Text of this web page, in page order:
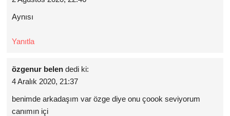
Aynısı
Yanıtla
özgenur belen dedi ki:
4 Aralık 2020, 21:37
benimde arkadaşım var özge diye onu çoook seviyorum
canımın içi